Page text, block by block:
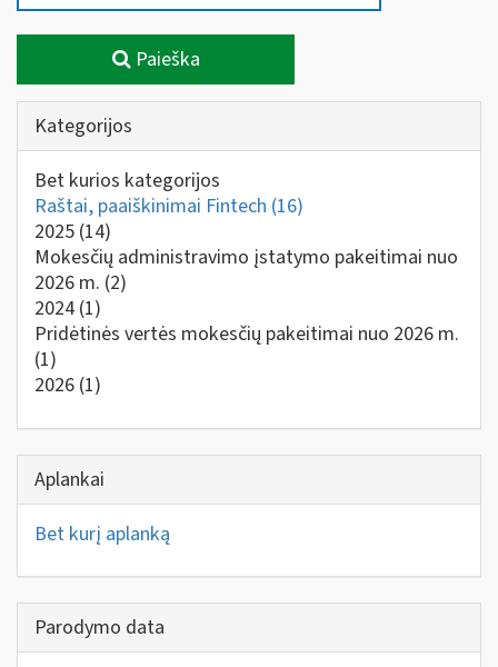
Paieška
Kategorijos
Bet kurios kategorijos
Raštai, paaiškinimai Fintech (16)
2025 (14)
Mokesčių administravimo įstatymo pakeitimai nuo
2026 m. (2)
2024 (1)
Pridėtinės vertės mokesčių pakeitimai nuo 2026 m.
(1)
2026 (1)
Aplankai
Bet kurį aplanką
Parodymo data